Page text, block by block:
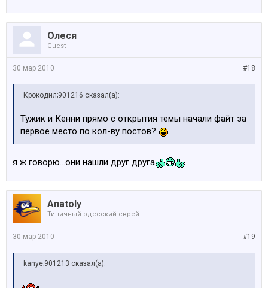
Олеся
Guest
#18
30 мар 2010
Крокодил;901216 сказал(а):
Тужик и Кенни прямо с открытия темы начали файт за
первое место по кол-ву постов?
я ж говорю...они нашли друг друга
Anatoly
Типичный одесский еврей
#19
30 мар 2010
kanye;901213 сказал(а):